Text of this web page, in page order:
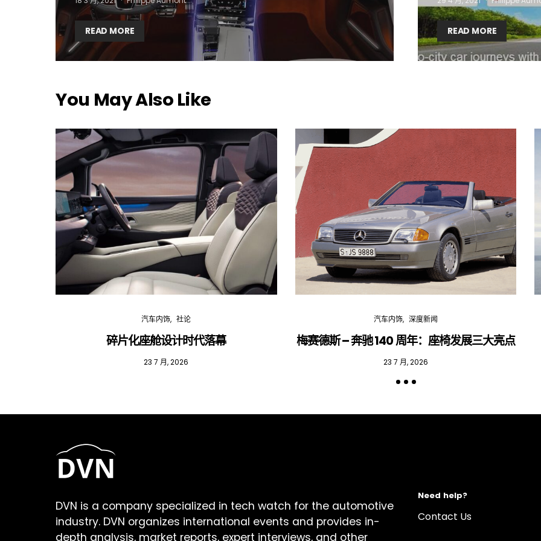
READ MORE READ MORE
You May Also Like
汽车内饰 社论
碎片化座舱设计时代落幕
23 7 月, 2026
汽车内饰 深度新闻
梅赛德斯 – 奔驰 140 周年：座椅发展三大亮点
23 7 月, 2026
DVN is a company specialized in tech watch for the automotive
industry. DVN organizes international events and provides in-
depth analysis, market reports, expert interviews, and other
Need help?
Contact Us